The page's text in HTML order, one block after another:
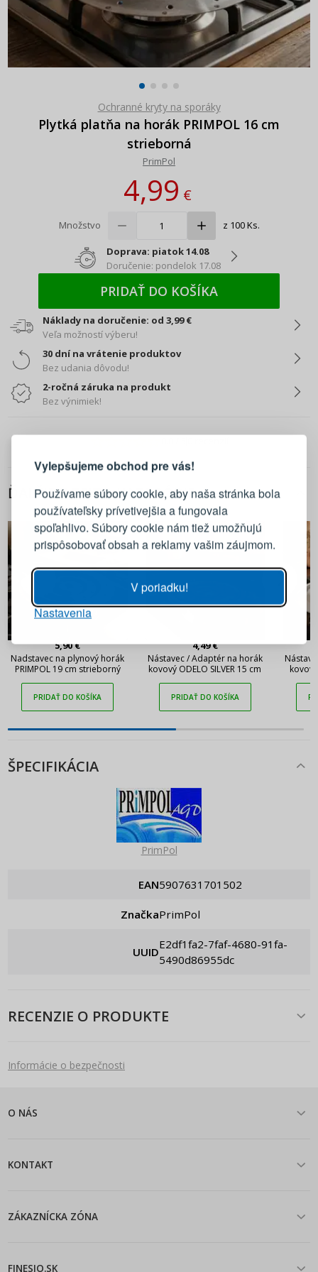
Vylepšujeme obchod pre vás!
Používame súbory cookie, aby naša stránka bola
používateľsky prívetivejšia a fungovala
spoľahlivo. Súbory cookie nám tiež umožňujú
prispôsobovať obsah a reklamy vašim záujmom.
V poriadku!
Nastavenia
Ochranné kryty na sporáky
Plytká platňa na horák PRIMPOL 16 cm
strieborná
PrimPol
4,99€
Množstvo z 100 Ks.
Doprava: piatok 14.08
Doručenie: pondelok 17.08
PRIDAŤ DO KOŠÍKA
Náklady na doručenie: od 3,99 €
Veľa možností výberu!
30 dní na vrátenie produktov
Bez udania dôvodu!
2-ročná záruka na produkt
Bez výnimiek!
ĎALŠIE Z TEJTO KATEGÓRIE
5,90 €
Nadstavec na plynový horák
PRIMPOL 19 cm strieborný
PRIDAŤ DO KOŠÍKA
4,49 €
Nástavec / Adaptér na horák
kovový ODELO SILVER 15 cm
PRIDAŤ DO KOŠÍKA
kovový
ŠPECIFIKÁCIA
PrimPol
EAN 5907631701502
Značka PrimPol
UUID
e2df1fa2-7faf-4680-91fa-
5490d86955dc
RECENZIE O PRODUKTE
Informácie o bezpečnosti
O NÁS
KONTAKT
ZÁKAZNÍCKA ZÓNA
FINESIO.SK
Prihláste sa k svojmu účtu
E-mail
PRIHLÁSIŤ SA
Pripomenutie hesla